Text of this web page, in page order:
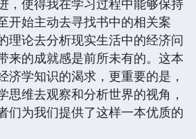
，使得我在学习过程中能够保持
开始主动去寻找书中的相关案
理论去分析现实生活中的经济问
来的成就感是前所未有的。这本
济学知识的渴求，更重要的是，
思维去观察和分析世界的视角，
们为我们提供了这样一本优质的